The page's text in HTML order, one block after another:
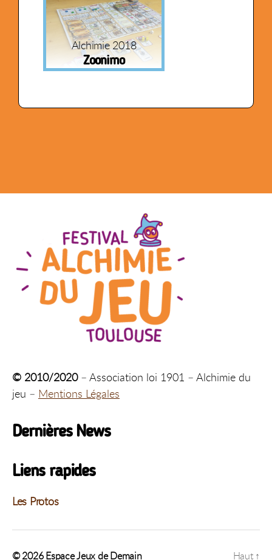
Alchimie 2018
Zoonimo
© 2010/2020– Association loi 1901 – Alchimie du
jeu – Mentions Légales
Dernières News
Liens rapides
Les Protos
© 2026Espace Jeux de Demain Haut ↑